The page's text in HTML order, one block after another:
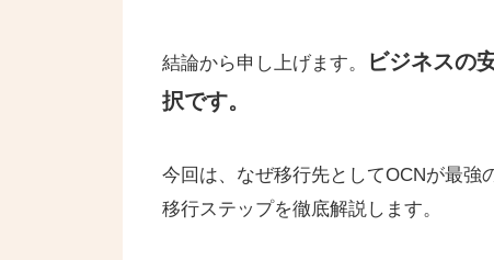
結論から申し上げます。
ビジネスの
択です。
今回は、なぜ移行先としてOCNが最強
移行ステップを徹底解説します。